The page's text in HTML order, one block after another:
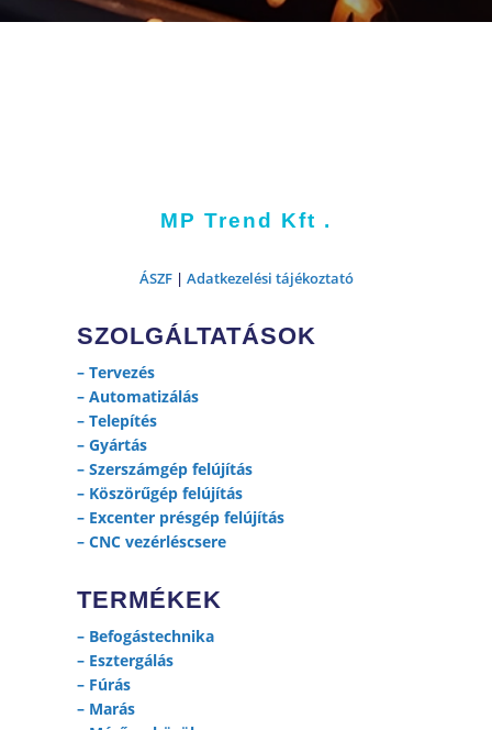
MP Trend Kft .
ÁSZF | Adatkezelési tájékoztató
SZOLGÁLTATÁSOK
– Tervezés
– Automatizálás
– Telepítés
– Gyártás
– Szerszámgép felújítás
– Köszörűgép felújítás
– Excenter présgép felújítás
– CNC vezérléscsere
TERMÉKEK
– Befogástechnika
– Esztergálás
– Fúrás
– Marás